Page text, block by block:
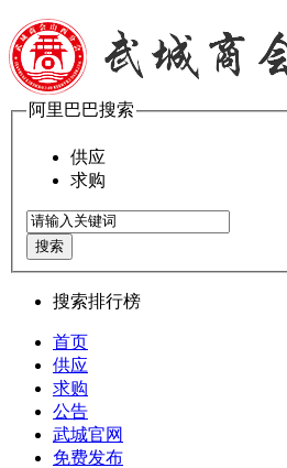
阿里巴巴搜索
供应
求购
搜索
搜索排行榜
首页
供应
求购
公告
武城官网
免费发布